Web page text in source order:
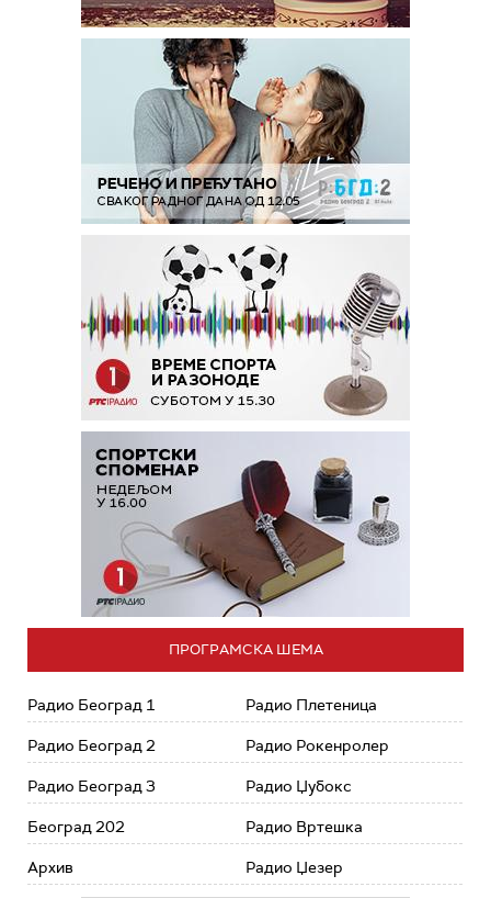
ПРОГРАМСКА ШЕМА
Радио Београд 1
Радио Београд 2
Радио Београд 3
Београд 202
Архив
Радио Плетеница
Радио Рокенролер
Радио Џубокс
Радио Вртешка
Радио Џезер